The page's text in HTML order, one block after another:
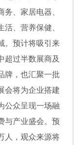
、家居电器、
、营养保健、
。预计将吸引来
超过半数展商及
牌，也汇聚一批
会将为企业搭建
公众呈现一场融
与产业盛会。预
人，观众来源将